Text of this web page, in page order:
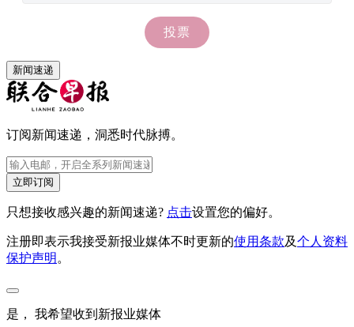
新闻速递
订阅新闻速递，洞悉时代脉搏。
立即订阅
只想接收感兴趣的新闻速递? 点击设置您的偏好。
注册即表示我接受新报业媒体不时更新的使用条款及个人资料
保护声明 。
是， 我希望收到新报业媒体